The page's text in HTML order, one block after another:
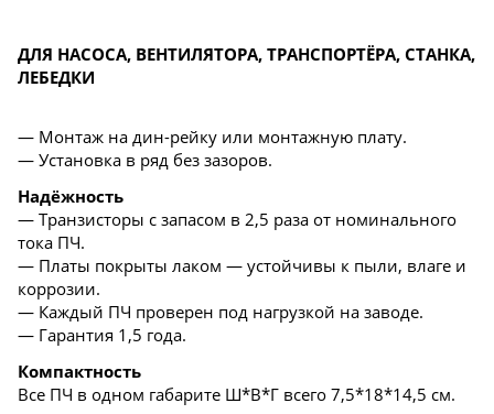
ДЛЯ НАСОСА, ВЕНТИЛЯТОРА, ТРАНСПОРТЁРА, СТАНКА,
ЛЕБЕДКИ
— Монтаж на дин-рейку или монтажную плату.
— Установка в ряд без зазоров.
Надёжность
— Транзисторы с запасом в 2,5 раза от номинального
тока ПЧ.
— Платы покрыты лаком — устойчивы к пыли, влаге и
коррозии.
— Каждый ПЧ проверен под нагрузкой на заводе.
— Гарантия 1,5 года.
Компактность
Все ПЧ в одном габарите Ш*В*Г всего 7,5*18*14,5 см.